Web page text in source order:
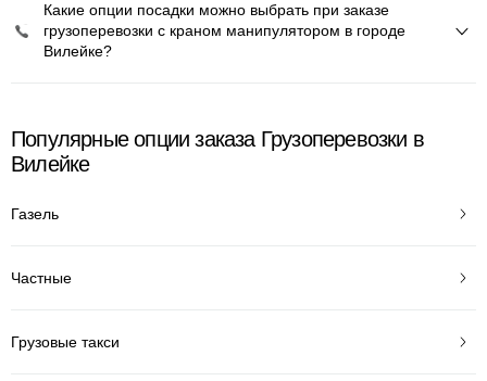
Какие опции посадки можно выбрать при заказе
грузоперевозки с краном манипулятором в городе
Вилейке?
Популярные опции заказа Грузоперевозки в
Вилейке
Газель
Частные
Грузовые такси